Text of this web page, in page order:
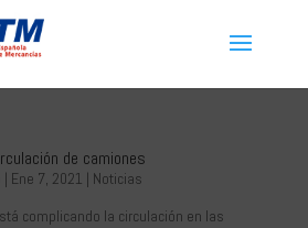
de camiones
| Ene 7, 2021 | Noticias
complicando la circulación en las